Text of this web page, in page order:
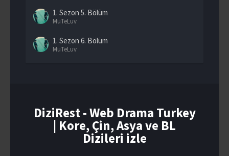
1. Sezon 5. Bölüm
MuTeLuv
1. Sezon 6. Bölüm
MuTeLuv
1. Sezon9. Bölüm
MuTeLuv
DiziRest - Web Drama Turkey
| Kore, Çin, Asya ve BL
Dizileri izle